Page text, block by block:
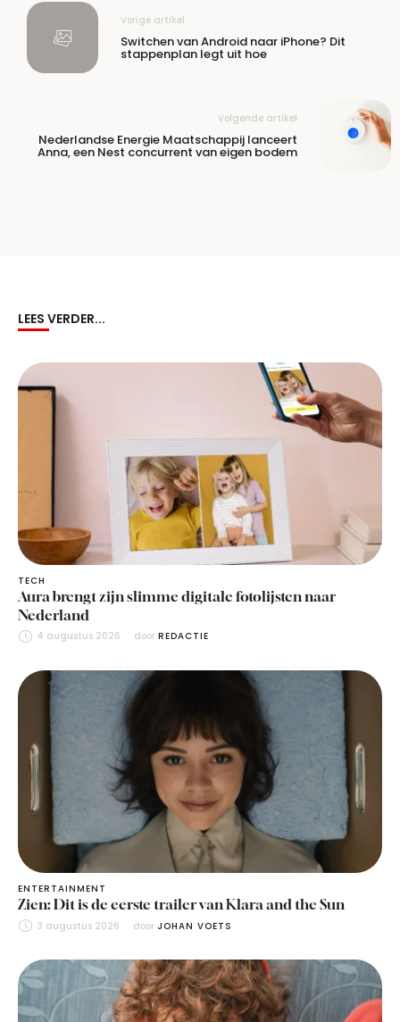
Vorige artikel
Switchen van Android naar iPhone? Dit
stappenplan legt uit hoe
Volgende artikel
Nederlandse Energie Maatschappij lanceert
Anna, een Nest concurrent van eigen bodem
LEES VERDER...
TECH
Aura brengt zijn slimme digitale fotolijsten naar
Nederland
4 augustus 2026 door REDACTIE
ENTERTAINMENT
Zien: Dit is de eerste trailer van Klara and the Sun
3 augustus 2026 door JOHAN VOETS